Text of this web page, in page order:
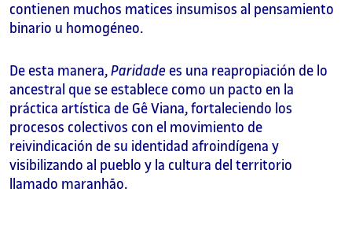
contienen muchos matices insumisos al pensamiento
binario u homogéneo.
De esta manera, Paridade es una reapropiación de lo
ancestral que se establece como un pacto en la
práctica artística de Gê Viana, fortaleciendo los
procesos colectivos con el movimiento de
reivindicación de su identidad afroindígena y
visibilizando al pueblo y la cultura del territorio
llamado maranhão.